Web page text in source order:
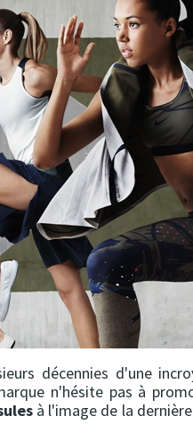
décennies d'une
n'hésite pas à
à l'image de la